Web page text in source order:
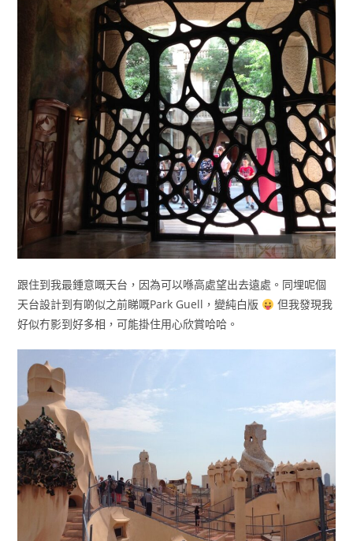
跟住到我最鍾意嘅天台，因為可以喺高處望出去遠處。同埋呢個
天台設計到有啲似之前睇嘅Park Guell，變純白版
但我發現我
好似冇影到好多相，可能掛住用心欣賞哈哈。